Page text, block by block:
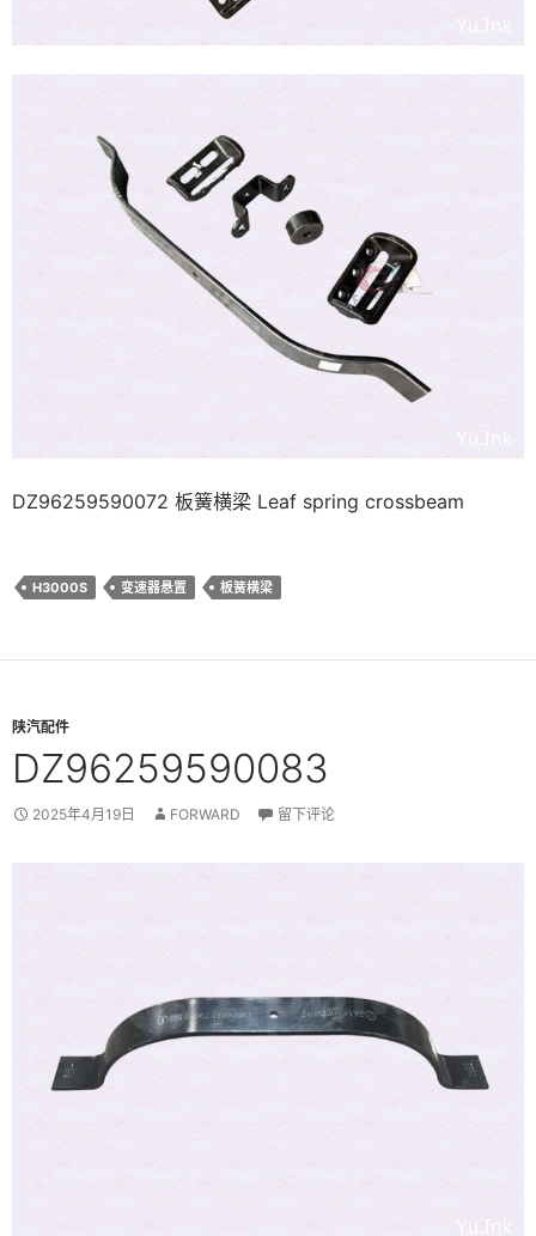
DZ96259590072 板簧横梁 Leaf spring crossbeam
H3000S 变速器悬置 板簧横梁
陕汽配件
DZ96259590083
2025年4月19日 FORWARD 留下评论